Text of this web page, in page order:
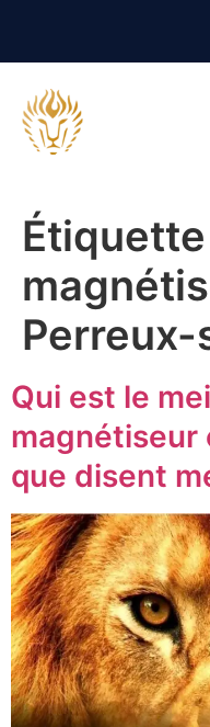
Qui est le
magnétiseur
que disent